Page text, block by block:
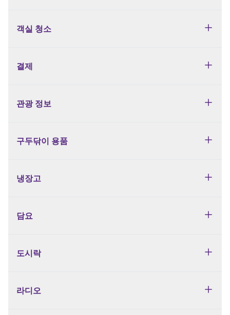
객실 청소
결제
관광 정보
구두닦이 용품
냉장고
담요
도시락
라디오